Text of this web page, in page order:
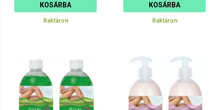
KOSÁRBA
Raktáron
KOSÁRBA
Raktáron